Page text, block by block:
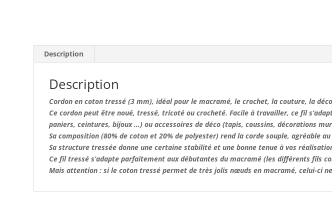
Description
Description
Cordon en coton tressé (3 mm), idéal pour le macramé, le crochet, la couture, la
Ce cordon peut être noué, tressé, tricoté ou crocheté. Facile à travailler, ce fil
paniers, ceintures, bijoux …) ou accessoires de déco (tapis, coussins, décorations
Sa composition (80% de coton et 20% de polyester) rend la corde souple, agréable
Sa structure tressée donne une certaine stabilité et une bonne tenue à vos
Ce fil tressé s’adapte parfaitement aux débutantes du macramé (les différents fils
Mais attention : si le coton tressé permet de très jolis nœuds en macramé, celui-ci